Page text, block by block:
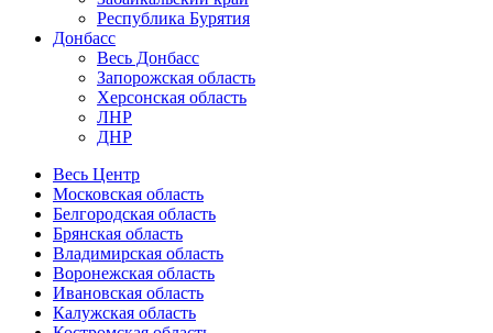
Республика Бурятия
Донбасс
Весь Донбасс
Запорожская область
Херсонская область
ЛНР
ДНР
Весь Центр
Московская область
Белгородская область
Брянская область
Владимирская область
Воронежская область
Ивановская область
Калужская область